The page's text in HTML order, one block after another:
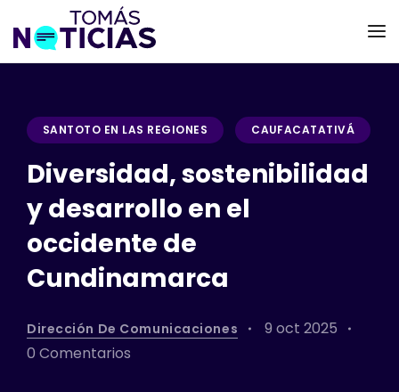
SANTOTO EN LAS REGIONES CAUFACATATIVÁ
Diversidad, sostenibilidad
y desarrollo en el
occidente de
Cundinamarca
Dirección De Comunicaciones
9 oct 2025
0 Comentarios